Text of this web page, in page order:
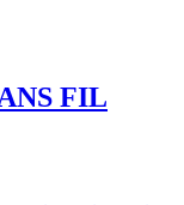
FIL